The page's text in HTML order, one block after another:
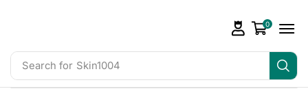
Search for Skin1004
0